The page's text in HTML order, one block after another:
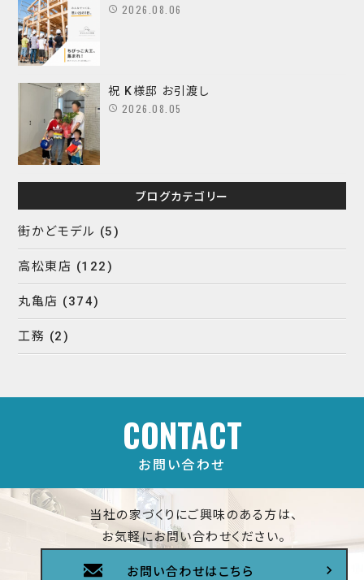
2026.08.06
祝 K様邸 お引渡し
2026.08.05
ブログカテゴリー
街かどモデル (5)
高松東店 (122)
丸亀店 (374)
工務 (2)
CONTACT
お問い合わせ
当社の家づくりにご興味のある方は、
お気軽にお問い合わせください。
お問い合わせはこちら